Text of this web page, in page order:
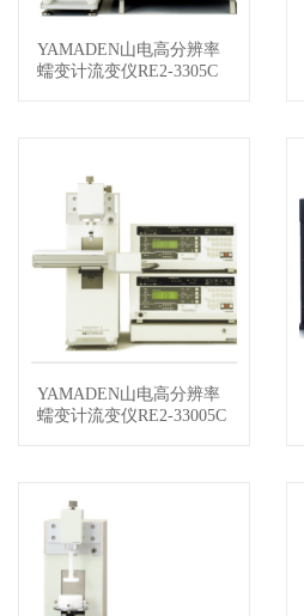
查看详情
YAMADEN山电高分辨率
蠕变计流变仪RE2-3305C
查看详情
YAMADEN山电高分辨率
蠕变计流变仪RE2-33005C